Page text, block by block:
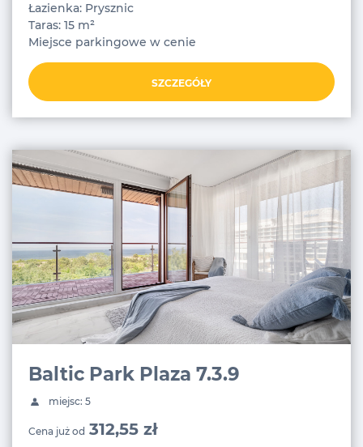
Łazienka: Prysznic
Taras: 15 m²
Miejsce parkingowe w cenie
SZCZEGÓŁY
Baltic Park Plaza 7.3.9
miejsc: 5
Cena już od 312,55 zł